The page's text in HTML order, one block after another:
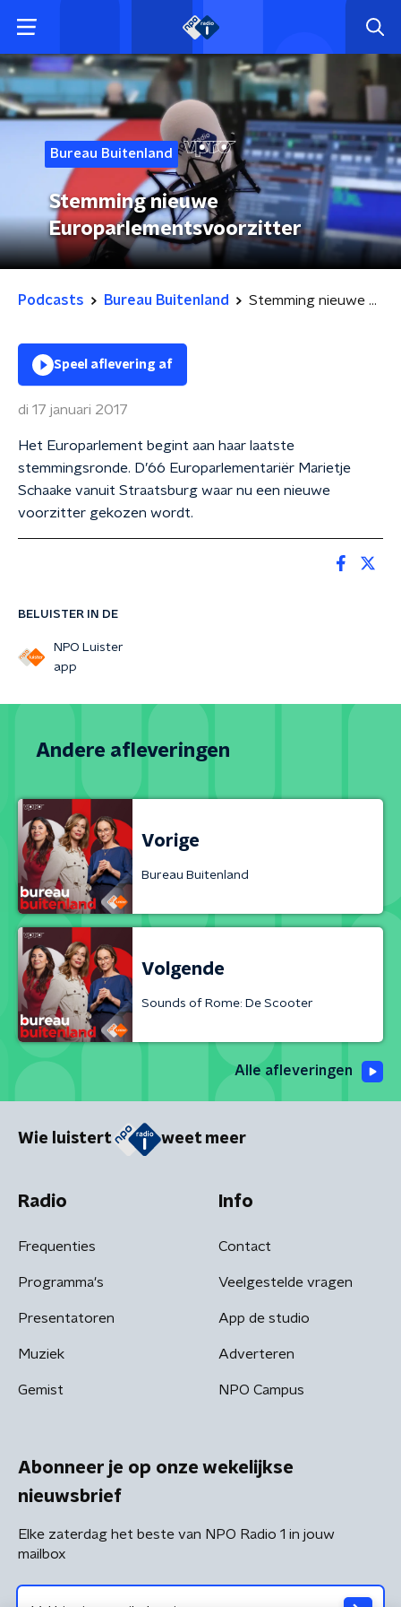
Bureau Buitenland
Stemming nieuwe
Europarlementsvoorzitter
Podcasts Bureau Buitenland Stemming nieuwe Europarlementsvoorzitter
BELUISTER IN DE
NPO Luister
app
Speel aflevering af
di 17 januari 2017
Het Europarlement begint aan haar laatste
stemmingsronde. D’66 Europarlementariër Marietje
Schaake vanuit Straatsburg waar nu een nieuwe
voorzitter gekozen wordt.
Andere afleveringen
Vorige
Bureau Buitenland
Volgende
Sounds of Rome: De Scooter
Alle afleveringen
Wie luistert weet meer
Radio
Frequenties
Programma's
Presentatoren
Muziek
Gemist
Info
Contact
Veelgestelde vragen
App de studio
Adverteren
NPO Campus
Abonneer je op onze wekelijkse
nieuwsbrief
Elke zaterdag het beste van NPO Radio 1 in jouw
mailbox